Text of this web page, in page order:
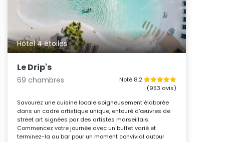
Hôtel 4 étoiles
Le Drip's
69 chambres
Noté 8.2
(953 avis)
Savourez une cuisine locale soigneusement élaborée
dans un cadre artistique unique, entouré d’œuvres de
street art signées par des artistes marseillais.
Commencez votre journée avec un buffet varié et
terminez-la au bar pour un moment convivial autour